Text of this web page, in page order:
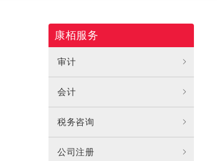
康栢服务
审计
会计
税务咨询
公司注册